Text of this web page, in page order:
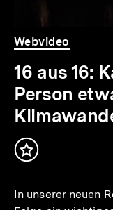
Video
Dauer
6
Min.
Webvideo
16 aus 16:
Person
Inhalt
In unserer neuen